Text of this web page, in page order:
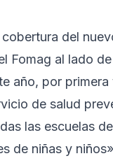
cobertura del
Fomag al lado
año, por primera
de salud
las escuelas
de niñas y